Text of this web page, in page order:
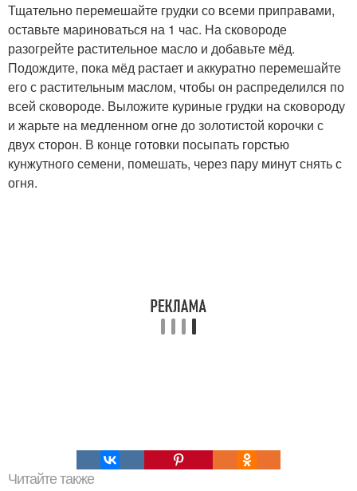
Тщательно перемешайте грудки со всеми приправами,
оставьте мариноваться на 1 час. На сковороде
разогрейте растительное масло и добавьте мёд.
Подождите, пока мёд растает и аккуратно перемешайте
его с растительным маслом, чтобы он распределился по
всей сковороде. Выложите куриные грудки на сковороду
и жарьте на медленном огне до золотистой корочки с
двух сторон. В конце готовки посыпать горстью
кунжутного семени, помешать, через пару минут снять с
огня.
Читайте также